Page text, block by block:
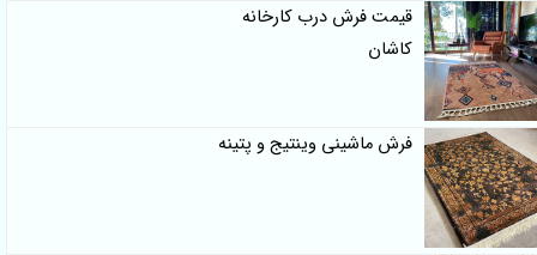
قیمت فرش درب کارخانه
کاشان
فرش ماشینی وینتیج و پتینه